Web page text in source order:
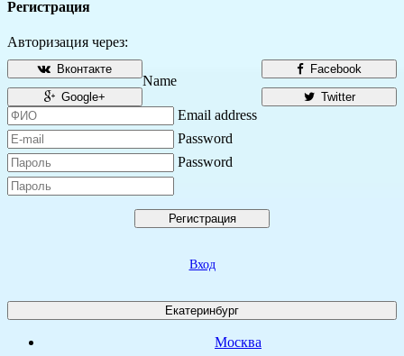
Регистрация
Авторизация через:
Facebook
Вконтакте
Twitter
Google+
Name
Email address
Password
Password
Регистрация
Вход
Екатеринбург
Москва